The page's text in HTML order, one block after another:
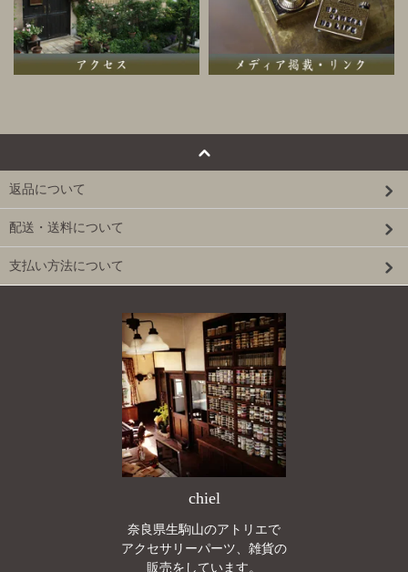
返品について
配送・送料について
支払い方法について
chiel
奈良県生駒山のアトリエで
アクセサリーパーツ、雑貨の
販売をしています。